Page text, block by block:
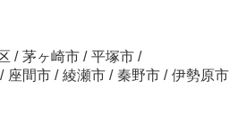
/ 茅ヶ崎市 / 平塚市 /
/ 座間市 / 綾瀬市 / 秦野市 / 伊勢原市